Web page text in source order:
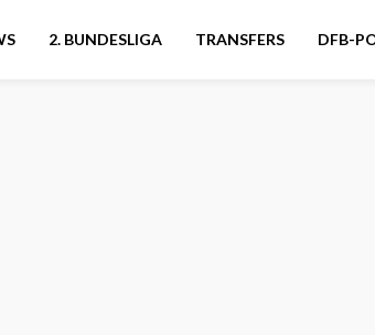
2. BUNDESLIGA TRANSFERS DFB-